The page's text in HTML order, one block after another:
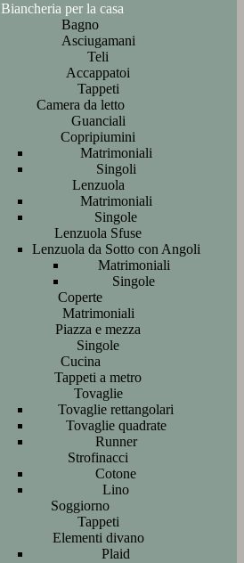
Biancheria per la casa
Bagno
Asciugamani
Teli
Accappatoi
Tappeti
Camera da letto
Guanciali
Copripiumini
Matrimoniali
Singoli
Lenzuola
Matrimoniali
Singole
Lenzuola Sfuse
Lenzuola da Sotto con Angoli
Matrimoniali
Singole
Coperte
Matrimoniali
Piazza e mezza
Singole
Cucina
Tappeti a metro
Tovaglie
Tovaglie rettangolari
Tovaglie quadrate
Runner
Strofinacci
Cotone
Lino
Soggiorno
Tappeti
Elementi divano
Plaid